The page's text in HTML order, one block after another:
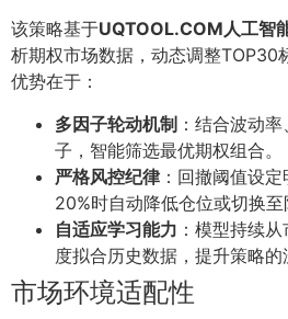
该策略基于UQTOOL.COM人工智
析期权市场数据，动态调整TOP30
优势在于：
多因子轮动机制 ：结合波动
子，智能筛选最优期权组合。
严格风控纪律：回撤阈值设
20%时自动降低仓位或切换至
自适应学习能力 ：模型持续
度拟合历史数据，提升策略的
市场环境适配性